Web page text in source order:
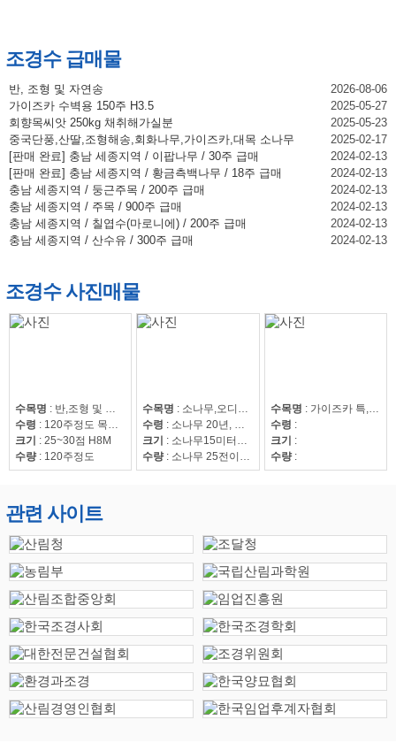
조경수 급매물
반, 조형 및 자연송
2026-08-06
가이즈카 수벽용 150주 H3.5
2025-05-27
회향목씨앗 250kg 채취해가실분
2025-05-23
중국단풍,산딸,조형해송,회화나무,가이즈카,대목 소나무
2025-02-17
[판매 완료] 충남 세종지역 / 이팝나무 / 30주 급매
2024-02-13
[판매 완료] 충남 세종지역 / 황금측백나무 / 18주 급매
2024-02-13
충남 세종지역 / 둥근주목 / 200주 급매
2024-02-13
충남 세종지역 / 주목 / 900주 급매
2024-02-13
충남 세종지역 / 칠엽수(마로니에) / 200주 급매
2024-02-13
충남 세종지역 / 산수유 / 300주 급매
2024-02-13
조경수 사진매물
수목명 : 반,조형 및 자연송
수령 : 120주정도 목대 50만
크기
: 25~30점 H8M
수량 : 120주정도
수목명 : 소나무,오디뽕나무
수령 : 소나무 20년, 오디뽕나무7년
크기
: 소나무15미터이상
수량 : 소나무 25전이상85수, 25전이하220수, 뽕나무 42수
수목명 : 가이즈카 특,회화15~30,조형해송,중국단풍 특 20점,해송8~20,느티나무20~50,회화15~30
수령 :
크기
:
수량 :
관련 사이트